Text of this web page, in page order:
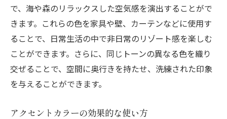
で、海や森のリラックスした空気感を演出することがで
きます。これらの色を家具や壁、カーテンなどに使用す
ることで、日常生活の中で非日常のリゾート感を楽しむ
ことができます。さらに、同じトーンの異なる色を織り
交ぜることで、空間に奥行きを持たせ、洗練された印象
を与えることができます。
アクセントカラーの効果的な使い方